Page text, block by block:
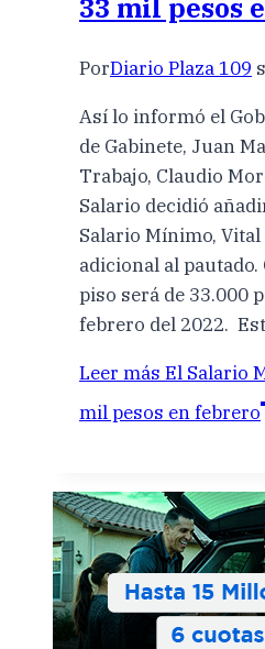
33 mil pesos
PorDiario Plaza 109
Así lo informó el
de Gabinete, Juan
Trabajo, Claudio
Salario decidió
Salario Mínimo, Vital
adicional al pautado.
piso será de 33.000
febrero del 2022.
Leer más El Salario
mil pesos en febrero